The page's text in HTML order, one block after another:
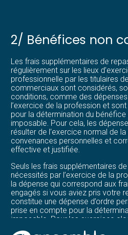
2/ Bénéfices non
Les frais supplémentaires de
régulièrement sur les lieux
professionnelle par les titulaires
commerciaux sont considérés,
conditions, comme des
l’exercice de la profession et
pour la détermination du
imposable. Pour cela, les
résulter de l’exercice normal de
convenances personnelles et
effective et justifiée.
Seuls les frais supplémentaires
nécessités par l’exercice de la
la dépense qui correspond aux
engagés si vous aviez pris votre
constitue une dépense d’ordre
prise en compte pour la
imposable. Pour les exercices